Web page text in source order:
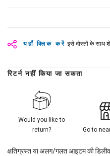
यहाँ क्लिक करें इसे दोस्तों के साथ
रिटर्न नहीं किया जा सकता
Would you like to
return?
Go to
क्षतिग्रस्त या अलग/गलत आइटम की